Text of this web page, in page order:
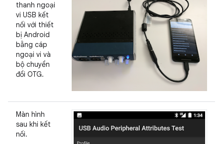
thanh ngoại
vi USB kết
nối với thiết
bị Android
bằng cáp
ngoại vi và
bộ chuyển
đổi OTG.
Màn hình
sau khi kết
nối.